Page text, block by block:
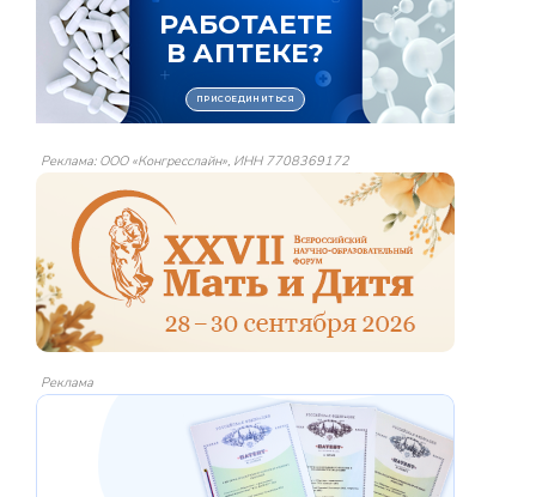
Реклама: ООО «Конгресслайн», ИНН 7708369172
Реклама